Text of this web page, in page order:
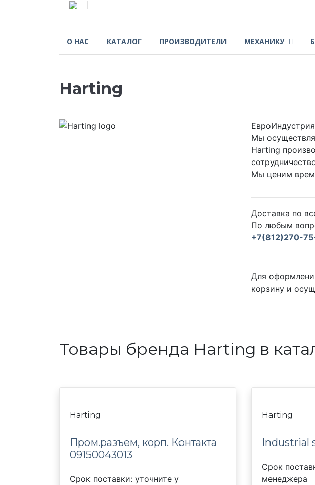
О НАС КАТАЛОГ ПРОИЗВОДИТЕЛИ МЕХАНИКУ
Harting
Мы
Harting
Мы ценим
Доставка по
По любым
+7(812)270-
Для
корзину и
Товары бренда Harting в
Harting
Пром.разъем, корп. Контакта
09150043013
Срок поставки: уточните у
Harting
Industrial
Срок
менеджера